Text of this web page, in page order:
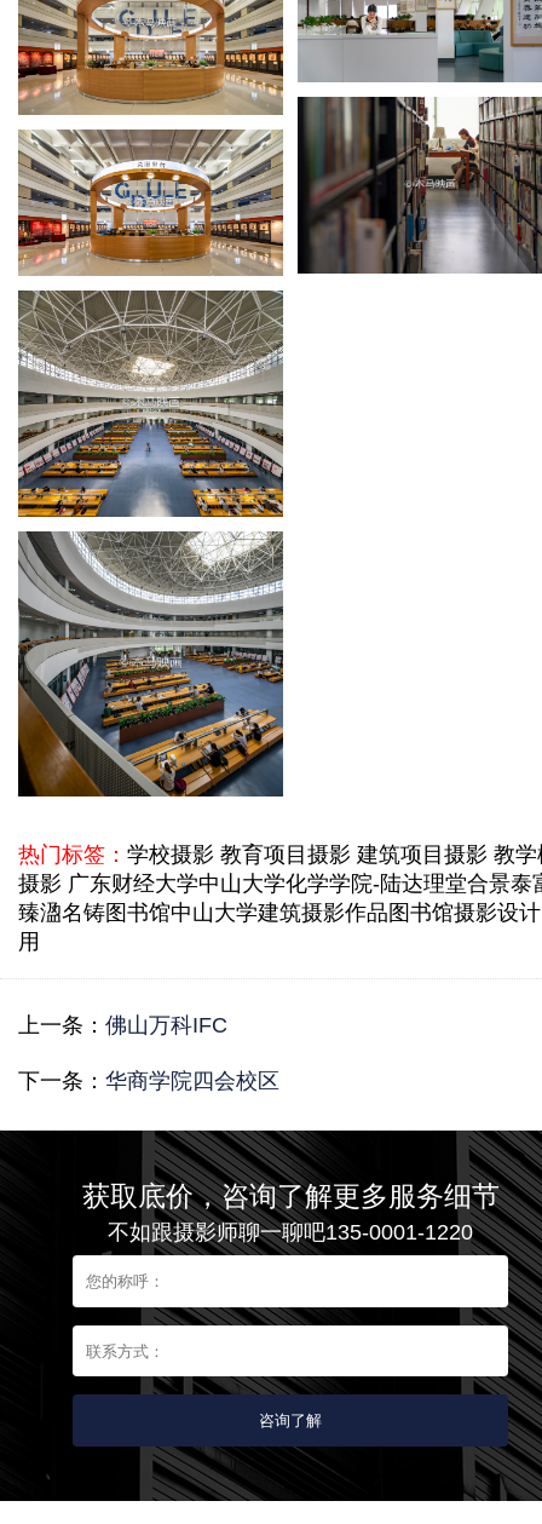
热门标签： 学校摄影 教育项目摄影 建筑项目摄影 教学
摄影 广东财经大学中山大学化学学院-陆达理堂合景泰
臻溋名铸图书馆中山大学建筑摄影作品图书馆摄影设
用
上一条： 佛山万科IFC
下一条： 华商学院四会校区
获取底价，咨询了解更多服务细节
不如跟摄影师聊一聊吧135-0001-1220